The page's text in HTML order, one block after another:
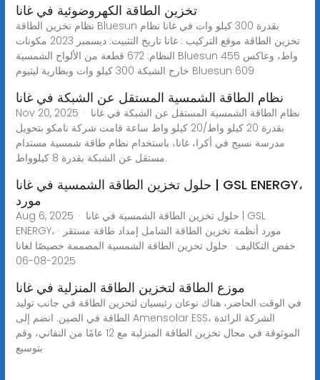
تخزين الطاقة الكهروضوئية في غانا
نظام تخزين الطاقة Bluesun بقدرة 300 كيلو وات في غانا نظام
تخزين الطاقة موقع التركيب : غانا تاريخ التثبيت: ديسمبر 2023 مكونات
النظام: 672 قطعة من الألواح الشمسية Bluesun 455 واط، وعاكس
خارج الشبكة 300 كيلو وات وبطارية ليثيوم Bluesun 609
نظام الطاقة الشمسية المستقل عن الشبكة في غانا
Nov 20, 2025 · نظام الطاقة الشمسية المستقل عن الشبكة في غانا
بقدرة 20 كيلو واط/20 كيلو واط ساعة قامت شركة نامكو بتحويل
مدرسة نسيج في أكرا، غانا، باستخدام نظام طاقة شمسية مستدام
مستقل عن الشبكة بقدرة 8 كيلوواط.
حلول تخزين الطاقة الشمسية في غانا | GSL ENERGY،
مورد
Aug 6, 2025 · حلول تخزين الطاقة الشمسية في غانا | GSL
ENERGY، مورد أنظمة تخزين الطاقة الشامل إمداد طاقة مستقر ·
خفض التكاليف · حلول تخزين الطاقة الشمسية المصممة خصيصًا لغانا
2025-08-06
موزع الطاقة لتخزين الطاقة المنزلية في غانا
في الوقت الحاضر، هناك نوعان رئيسيان لتخزين الطاقة في جانب توليد
الطاقة في الصين. انضم إلى Amensolar ESS، الشركة الرائدة
الموثوقة في مجال تخزين الطاقة المنزلية مع 12 عامًا من التفاني، وقم
بتوسيع